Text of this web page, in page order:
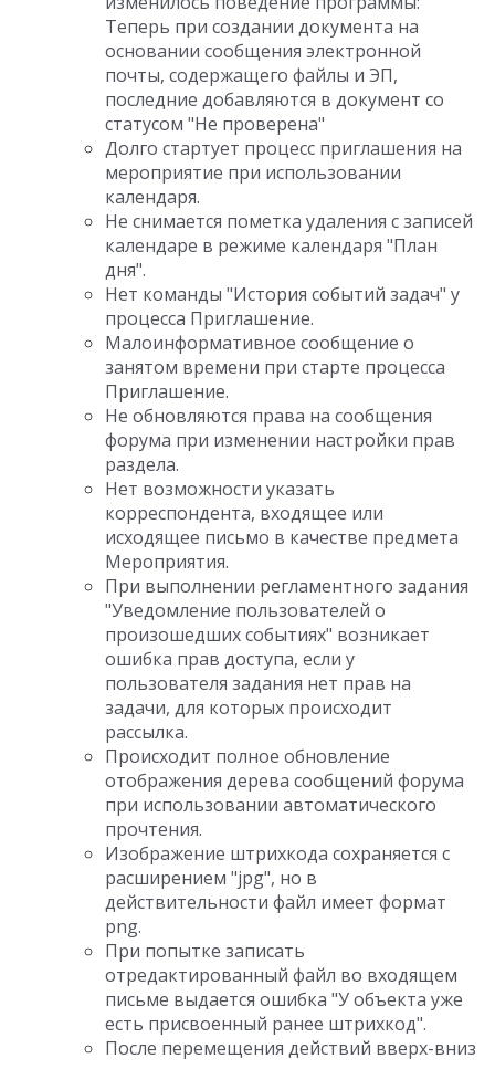
Теперь при создании документа на
основании сообщения электронной
почты, содержащего файлы и ЭП,
последние добавляются в документ со
статусом "Не проверена"
Долго стартует процесс приглашения на
мероприятие при использовании
календаря.
Не снимается пометка удаления с записей
календаре в режиме календаря "План
дня".
Нет команды "История событий задач" у
процесса Приглашение.
Малоинформативное сообщение о
занятом времени при старте процесса
Приглашение.
Не обновляются права на сообщения
форума при изменении настройки прав
раздела.
Нет возможности указать
корреспондента, входящее или
исходящее письмо в качестве предмета
Мероприятия.
При выполнении регламентного задания
"Уведомление пользователей о
произошедших событиях" возникает
ошибка прав доступа, если у
пользователя задания нет прав на
задачи, для которых происходит
рассылка.
Происходит полное обновление
отображения дерева сообщений форума
при использовании автоматического
прочтения.
Изображение штрихкода сохраняется с
расширением "jpg", но в
действительности файл имеет формат
png.
При попытке записать
отредактированный файл во входящем
письме выдается ошибка "У объекта уже
есть присвоенный ранее штрихкод".
После перемещения действий вверх-вниз